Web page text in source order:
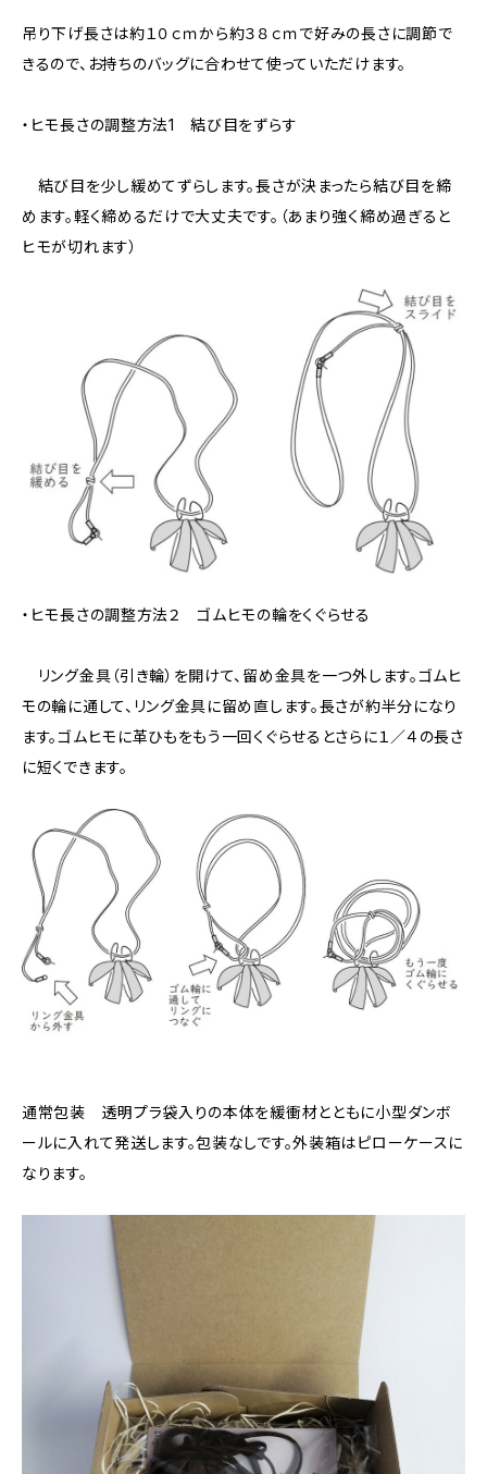
吊り下げ長さは約１０ｃｍから約３８ｃｍで好みの長さに調節で
きるので、お持ちのバッグに合わせて使っていただけます。
・ヒモ長さの調整方法1 結び目をずらす
結び目を少し緩めてずらします。長さが決まったら結び目を締
めます。軽く締めるだけで大丈夫です。（あまり強く締め過ぎると
ヒモが切れます）
・ヒモ長さの調整方法２ ゴムヒモの輪をくぐらせる
リング金具（引き輪）を開けて、留め金具を一つ外します。ゴムヒ
モの輪に通して、リング金具に留め直します。長さが約半分になり
ます。ゴムヒモに革ひもをもう一回くぐらせるとさらに１／４の長さ
に短くできます。
通常包装 透明プラ袋入りの本体を緩衝材とともに小型ダンボ
ールに入れて発送します。包装なしです。外装箱はピローケースに
なります。